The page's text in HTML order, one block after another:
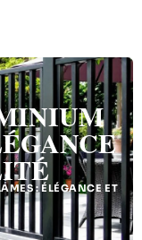
: ÉLÉGANCE ET